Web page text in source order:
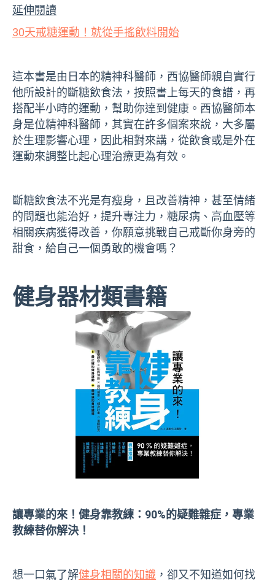
延伸閱讀
30天戒糖運動！就從手搖飲料開始
這本書是由日本的精神科醫師，西協醫師親自實行
他所設計的斷糖飲食法，按照書上每天的食譜，再
搭配半小時的運動，幫助你達到健康。西協醫師本
身是位精神科醫師，其實在許多個案來說，大多屬
於生理影響心理，因此相對來講，從飲食或是外在
運動來調整比起心理治療更為有效。
斷糖飲食法不光是有瘦身，且改善精神，甚至情緒
的問題也能治好，提升專注力，糖尿病、高血壓等
相關疾病獲得改善，你願意挑戰自己戒斷你身旁的
甜食，給自己一個勇敢的機會嗎 ？
健身器材類書籍
讓專業的來！健身靠教練： 90%的疑難雜症，專業
教練替你解決！
想一口氣了解健身相關的知識 ，卻又不知道如何找